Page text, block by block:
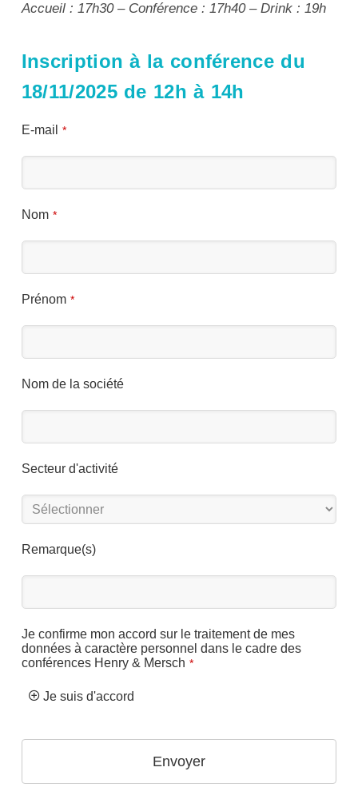
Accueil : 17h30 – Conférence : 17h40 – Drink : 19h
Inscription à la conférence du
18/11/2025 de 12h à 14h
E-mail *
Nom *
Prénom *
Nom de la société
Secteur d'activité
Remarque(s)
Je confirme mon accord sur le traitement de mes
données à caractère personnel dans le cadre des
conférences Henry & Mersch *
Je suis d'accord
Envoyer